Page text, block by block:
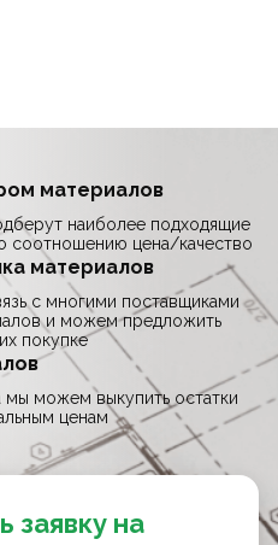
материалов
наиболее подходящие
соотношению цена/качество
материалов
с многими поставщиками
и можем предложить
покупке
мы можем выкупить остатки
ценам
заявку на